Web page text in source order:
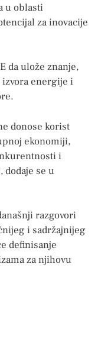
u oblasti
za inovacije
da ulože znanje,
energije i
donose korist
ekonomiji,
i
dodaje se u
razgovori
i sadržajnijeg
definisanje
za njihovu